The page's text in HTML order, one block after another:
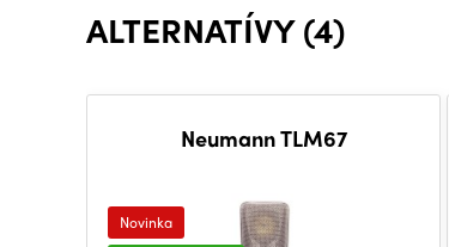
ALTERNATÍVY (4)
Neumann TLM67
Novinka